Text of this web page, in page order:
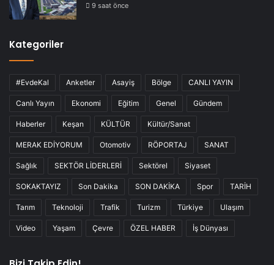
9 saat önce
Kategoriler
#EvdeKal Anketler Asayiş Bölge CANLI YAYIN
Canlı Yayın Ekonomi Eğitim Genel Gündem
Haberler Keşan KÜLTÜR Kültür/Sanat
MERAK EDİYORUM Otomotiv RÖPORTAJ SANAT
Sağlık SEKTÖR LİDERLERİ Sektörel Siyaset
SOKAKTAYIZ Son Dakika SON DAKİKA Spor TARİH
Tarım Teknoloji Trafik Turizm Türkiye Ulaşım
Video Yaşam Çevre ÖZEL HABER İş Dünyası